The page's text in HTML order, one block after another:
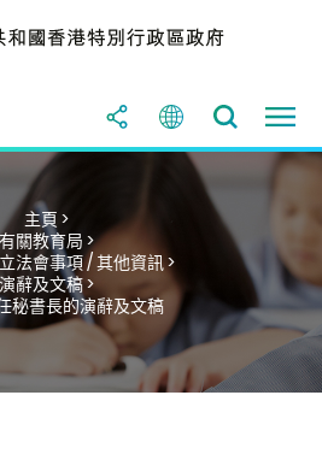
主頁 >
關教育局 >
法會事項 / 其他資訊 >
辭及文稿 >
秘書長的演辭及文稿